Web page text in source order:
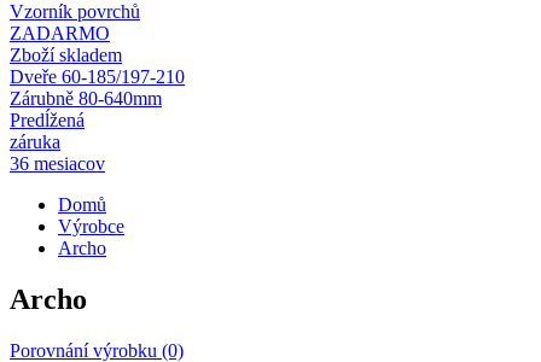
Vzorník povrchů
ZADARMO
Zboží skladem
Dveře 60-185/197-210
Zárubně 80-640mm
Predĺžená
záruka
36 mesiacov
Domů
Výrobce
Archo
Archo
Porovnání výrobku (0)